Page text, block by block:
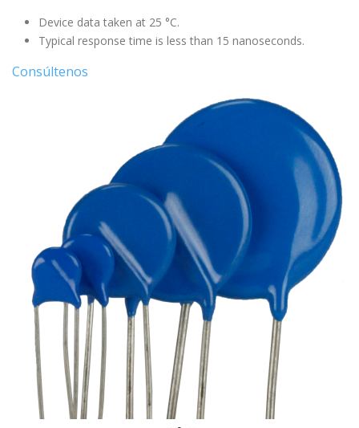
Device data taken at 25 °C.
Typical response time is less than 15 nanoseconds.
Consúltenos